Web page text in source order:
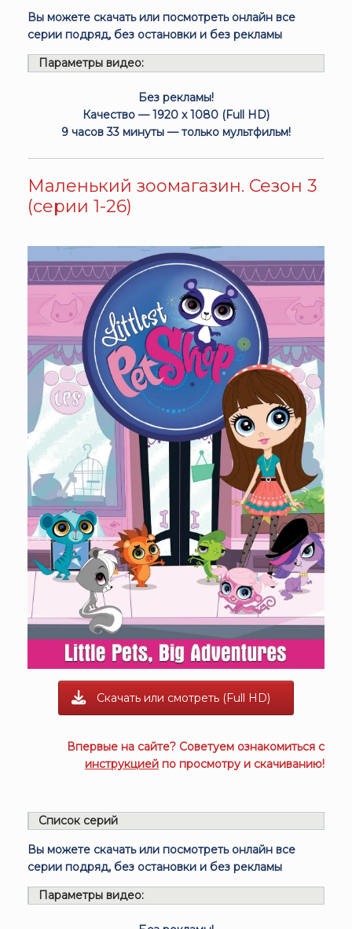
Вы можете скачать или посмотреть онлайн все
серии подряд, без остановки и без рекламы
Параметры видео:
Без рекламы!
Качество — 1920 x 1080 (Full HD)
9 часов 33 минуты — только мультфильм!
Маленький зоомагазин. Сезон 3
(серии 1-26)
Скачать или смотреть (Full HD)
Впервые на сайте? Советуем ознакомиться с
инструкцией по просмотру и скачиванию!
Список серий
Вы можете скачать или посмотреть онлайн все
серии подряд, без остановки и без рекламы
Параметры видео: